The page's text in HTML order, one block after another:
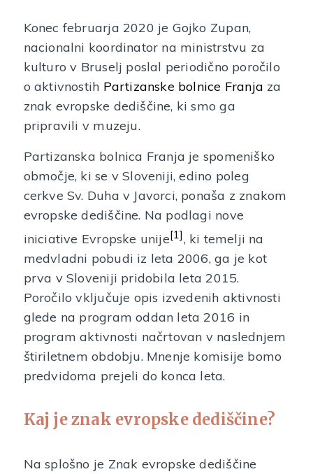
Konec februarja 2020 je Gojko Zupan,
nacionalni koordinator na ministrstvu za
kulturo v Bruselj poslal periodično poročilo
o aktivnostih Partizanske bolnice Franja za
znak evropske dediščine, ki smo ga
pripravili v muzeju.
Partizanska bolnica Franja je spomeniško
območje, ki se v Sloveniji, edino poleg
cerkve Sv. Duha v Javorci, ponaša z znakom
evropske dediščine. Na podlagi nove
iniciative Evropske unije[1], ki temelji na
medvladni pobudi iz leta 2006, ga je kot
prva v Sloveniji pridobila leta 2015.
Poročilo vključuje opis izvedenih aktivnosti
glede na program oddan leta 2016 in
program aktivnosti načrtovan v naslednjem
štiriletnem obdobju. Mnenje komisije bomo
predvidoma prejeli do konca leta.
Kaj je znak evropske dediščine?
Na splošno je Znak evropske dediščine